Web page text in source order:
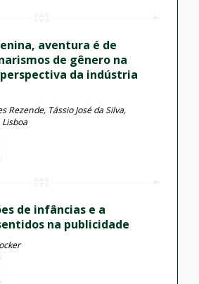
aventura é de
de gênero na
da indústria
Rezende, Tássio José da Silva,
de infâncias e a
na publicidade